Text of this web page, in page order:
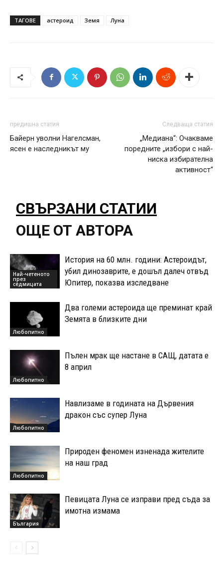
ТАГОВЕ астероид Земя Луна
предишна статия
Байерн уволни Нагелсман,
ясен е наследникът му
Следваща статия
„Медиана“: Очакваме
поредните „избори с най-
ниска избирателна
активност“
СВЪРЗАНИ СТАТИИ
ОЩЕ ОТ АВТОРА
Най-четеното
през
седмицата
История на 60 млн. години: Астероидът,
убил динозаврите, е дошъл далеч отвъд
Юпитер, показва изследване
Любопитно
Два големи астероида ще преминат край
Земята в близките дни
Любопитно
Пълен мрак ще настане в САЩ, датата е
8 април
Любопитно
Навлизаме в годината на Дървения
дракон със супер Луна
Любопитно
Природен феномен изненада жителите
на наш град
България
Певицата Луна се изправи пред съда за
имотна измама